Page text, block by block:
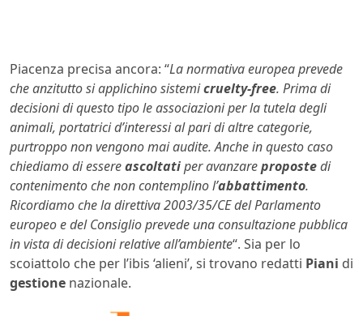
Piacenza precisa ancora: “La normativa europea prevede
che anzitutto si applichino sistemicruelty-free. Prima di
decisioni di questo tipo le associazioni per la tutela degli
animali, portatrici d’interessi al pari di altre categorie,
purtroppo non vengono mai audite. Anche in questo caso
chiediamo di essereascoltatiper avanzarepropostedi
contenimento che non contemplino l’abbattimento.
Ricordiamo che la direttiva 2003/35/CE del Parlamento
europeo e del Consiglio prevede una consultazione pubblica
in vista di decisioni relative all’ambiente“. Sia per lo
scoiattolo che per l’ibis ‘alieni’, si trovano redatti Piani di
gestione nazionale.